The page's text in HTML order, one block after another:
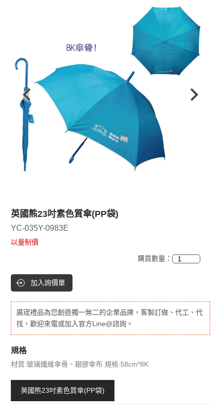
英國熊23吋素色質傘(PP袋)
YC-035Y-0983E
以量制價
購買數量：
加入詢價單
廣宬禮品為您創造獨一無二的企業品牌，客製訂做、代工、代
找，歡迎來電或加入官方Line@諮詢。
規格
材質:玻璃纖維傘骨、銀膠傘布 規格:58cm*8K
英國熊23吋素色質傘(PP袋)